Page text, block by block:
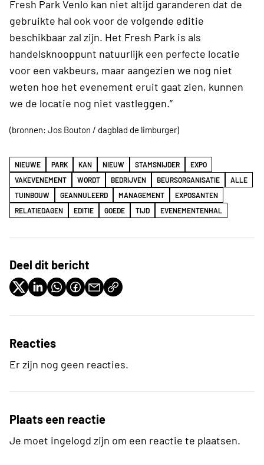
Fresh Park Venlo kan niet altijd garanderen dat de
gebruikte hal ook voor de volgende editie
beschikbaar zal zijn. Het Fresh Park is als
handelsknooppunt natuurlijk een perfecte locatie
voor een vakbeurs, maar aangezien we nog niet
weten hoe het evenement eruit gaat zien, kunnen
we de locatie nog niet vastleggen.”
(bronnen: Jos Bouton / dagblad de limburger)
NIEUWE PARK KAN NIEUW STAMSNIJDER
EXPO
VAKEVENEMENT
WORDT BEDRIJVEN BEURSORGANISATIE
ALLE
TUINBOUW
GEANNULEERD MANAGEMENT
EXPOSANTEN
RELATIEDAGEN
EDITIE GOEDE TIJD EVENEMENTENHAL
Deel dit bericht
Reacties
Er zijn nog geen reacties.
Plaats een reactie
Je moet ingelogd zijn om een reactie te plaatsen.